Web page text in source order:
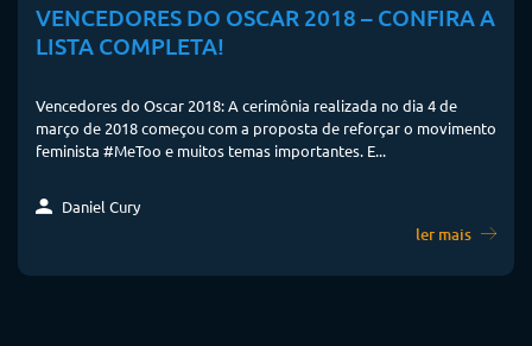
VENCEDORES DO OSCAR 2018 – CONFIRA A
LISTA COMPLETA!
Vencedores do Oscar 2018: A cerimônia realizada no dia 4 de
março de 2018 começou com a proposta de reforçar o movimento
feminista #MeToo e muitos temas importantes. E...
Daniel Cury
ler mais